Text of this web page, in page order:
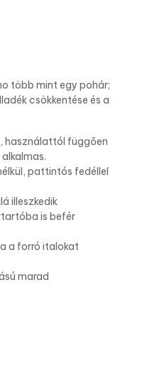
több mint egy pohár;
csökkentése és a
használattól függően
pattintós fedéllel
illeszkedik
is befér
a forró italokat
marad